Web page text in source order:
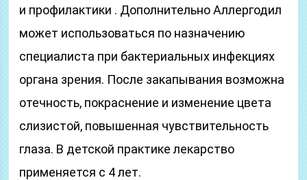
и профилактики . Дополнительно Аллергодил
может использоваться по назначению
специалиста при бактериальных инфекциях
органа зрения. После закапывания возможна
отечность, покраснение и изменение цвета
слизистой, повышенная чувствительность
глаза. В детской практике лекарство
применяется с 4 лет.